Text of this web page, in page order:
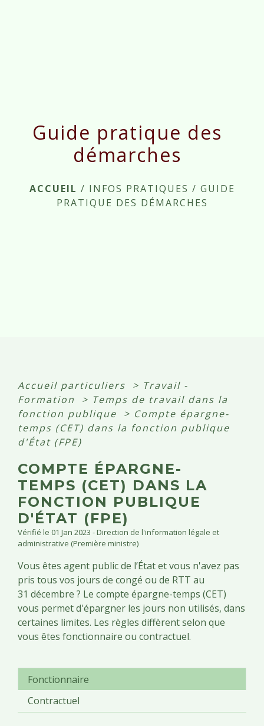
Guide pratique des
démarches
ACCUEIL / INFOS PRATIQUES / GUIDE
PRATIQUE DES DÉMARCHES
Accueil particuliers > Travail -
Formation
> Temps de travail dans la
fonction publique
> Compte épargne-
temps (CET) dans la fonction publique
d'État (FPE)
COMPTE ÉPARGNE-
TEMPS (CET) DANS LA
FONCTION PUBLIQUE
D'ÉTAT (FPE)
Vérifié le 01 Jan 2023 - Direction de l'information légale et
administrative (Première ministre)
Vous êtes agent public de l’État et vous n'avez pas
pris tous vos jours de congé ou de RTT au
31 décembre ? Le compte épargne-temps (CET)
vous permet d'épargner les jours non utilisés, dans
certaines limites. Les règles diffèrent selon que
vous êtes fonctionnaire ou contractuel.
Fonctionnaire
Contractuel